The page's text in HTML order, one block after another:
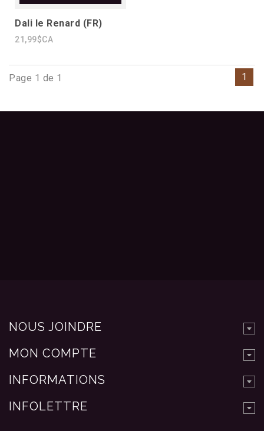
Dali le Renard (FR)
21,99$CA
Page 1 de 1 1
NOUS JOINDRE
MON COMPTE
INFORMATIONS
INFOLETTRE